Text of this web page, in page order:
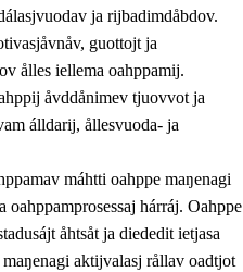
ja ávddama hárráj
ja rijbadimdåbdov.
guottojt ja
ålles iellema oahppamij.
åvddånimev tjuovvot ja
álldarij, ållesvuoda- ja
máhtti oahppe maŋenagi
oahppamprosessaj hárráj. Oahppe
åhtsåt ja diededit ietjasa
aktijvalasj rållav oadtjot